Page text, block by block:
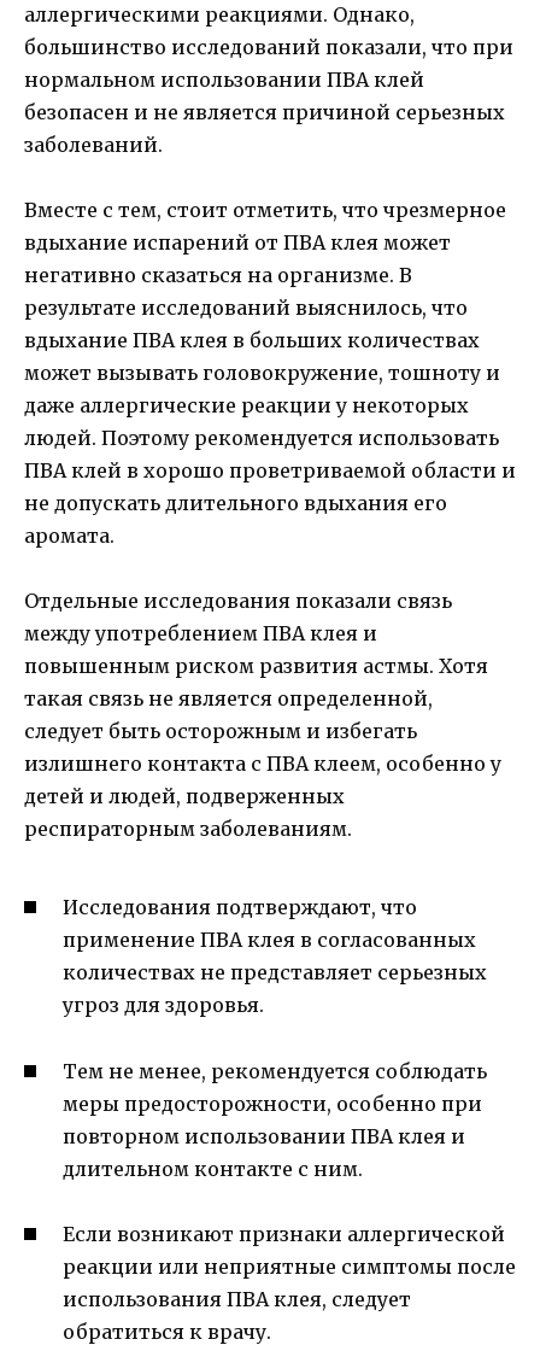
аллергическими реакциями. Однако,
большинство исследований показали, что при
нормальном использовании ПВА клей
безопасен и не является причиной серьезных
заболеваний.
Вместе с тем, стоит отметить, что чрезмерное
вдыхание испарений от ПВА клея может
негативно сказаться на организме. В
результате исследований выяснилось, что
вдыхание ПВА клея в больших количествах
может вызывать головокружение, тошноту и
даже аллергические реакции у некоторых
людей. Поэтому рекомендуется использовать
ПВА клей в хорошо проветриваемой области и
не допускать длительного вдыхания его
аромата.
Отдельные исследования показали связь
между употреблением ПВА клея и
повышенным риском развития астмы. Хотя
такая связь не является определенной,
следует быть осторожным и избегать
излишнего контакта с ПВА клеем, особенно у
детей и людей, подверженных
респираторным заболеваниям.
Исследования подтверждают, что
применение ПВА клея в согласованных
количествах не представляет серьезных
угроз для здоровья.
Тем не менее, рекомендуется соблюдать
меры предосторожности, особенно при
повторном использовании ПВА клея и
длительном контакте с ним.
Если возникают признаки аллергической
реакции или неприятные симптомы после
использования ПВА клея, следует
обратиться к врачу.